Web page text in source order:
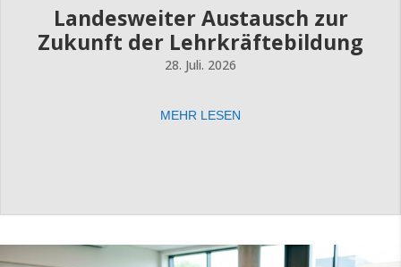
Landesweiter Austausch zur
Zukunft der Lehrkräftebildung
28. Juli. 2026
MEHR LESEN